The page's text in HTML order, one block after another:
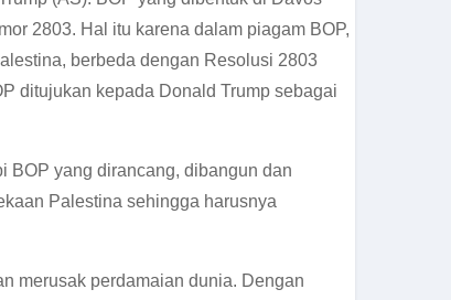
2803. Hal itu karena dalam piagam BOP,
berbeda dengan Resolusi 2803
ditujukan kepada Donald Trump sebagai
BOP yang dirancang, dibangun dan
Palestina sehingga harusnya
merusak perdamaian dunia. Dengan